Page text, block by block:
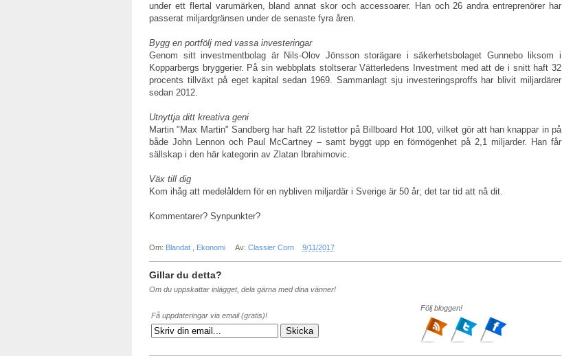
under ett flertal varumärken, bland annat skor och accessoarer. Han och 26 andra entreprenörer har
passerat miljardgränsen under de senaste fyra åren.
Bygg en portfölj med vassa investeringar
Genom sitt investmentbolag är Nils-Olov Jönsson storägare i säkerhetsbolaget Gunnebo liksom i
Kopparbergs bryggerier. På sin webbplats stoltserar Vätterledens Investment med att de i snitt haft 32
procents tillväxt på eget kapital sedan 1969. Sammanlagt sju investeringsproffs har blivit miljardärer
sedan 2012.
Utnyttja ditt kreativa geni
Martin "Max Martin" Sandberg har haft 22 listettor på Billboard Hot 100, vilket gör att han knappar in på
både John Lennon och Paul McCartney – samt byggt upp en förmögenhet på 2,1 miljarder. Han får
sällskap i den här kategorin av Zlatan Ibrahimovic.
Väx till dig
Kom ihåg att medelåldern för en nybliven miljardär i Sverige är 50 år; det tar tid att nå dit.
Kommentarer? Synpunkter?
Om: Blandat Ekonomi Av:Classier Corn 9/11/2017
Gillar du detta?
Om du uppskattar inlägget, dela gärna med dina vänner!
Få uppdateringar via email (gratis)!
Följ bloggen!